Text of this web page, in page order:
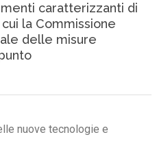
caratterizzanti di
la Commissione
delle misure
nuove tecnologie e